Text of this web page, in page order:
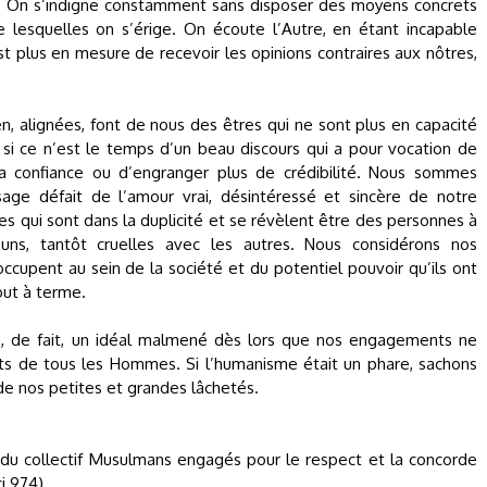
s’indigne constamment sans disposer des moyens concrets
on s’érige. On écoute l’Autre, en étant incapable
plus en mesure de recevoir les opinions contraires aux nôtres,
alignées, font de nous des êtres qui ne sont plus en capacité
ce n’est le temps d’un beau discours qui a pour vocation de
ou d’engranger plus de crédibilité. Nous sommes
défait de l’amour vrai, désintéressé et sincère de notre
qui sont dans la duplicité et se révèlent être des personnes à
tantôt cruelles avec les autres. Nous considérons nos
au sein de la société et du potentiel pouvoir qu’ils ont
à terme.
de fait, un idéal malmené dès lors que nos engagements ne
tous les Hommes. Si l’humanisme était un phare, sachons
nos petites et grandes lâchetés.
collectif Musulmans engagés pour le respect et la concorde